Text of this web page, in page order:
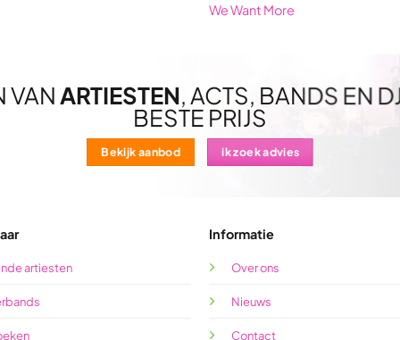
We Want More
VANARTIESTEN, ACTS, BANDS EN
BESTE PRIJS
Bekijk aanbod ik zoek advies
artiesten
Informatie
Over ons
Nieuws
Contact